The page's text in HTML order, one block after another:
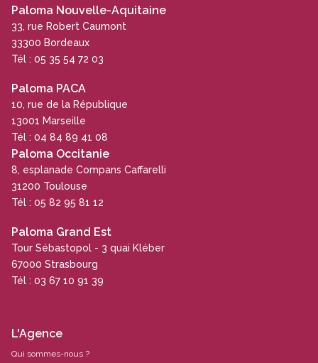
Paloma Nouvelle-Aquitaine
33, rue Robert Caumont
33300 Bordeaux
Tél : 05 35 54 72 03
Paloma PACA
10, rue de la République
13001 Marseille
Tél : 04 84 89 41 08
Paloma Occitanie
8, esplanade Compans Caffarelli
31200 Toulouse
Tél : 05 82 95 81 12
Paloma Grand Est
Tour Sébastopol - 3 quai Kléber
67000 Strasbourg
Tél : 03 67 10 91 39
L'Agence
Qui sommes-nous ?